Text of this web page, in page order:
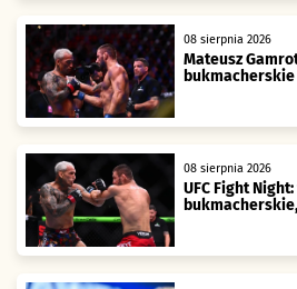
08 sierpnia 2026
Mateusz
08 sierpnia 2026
UFC Fight